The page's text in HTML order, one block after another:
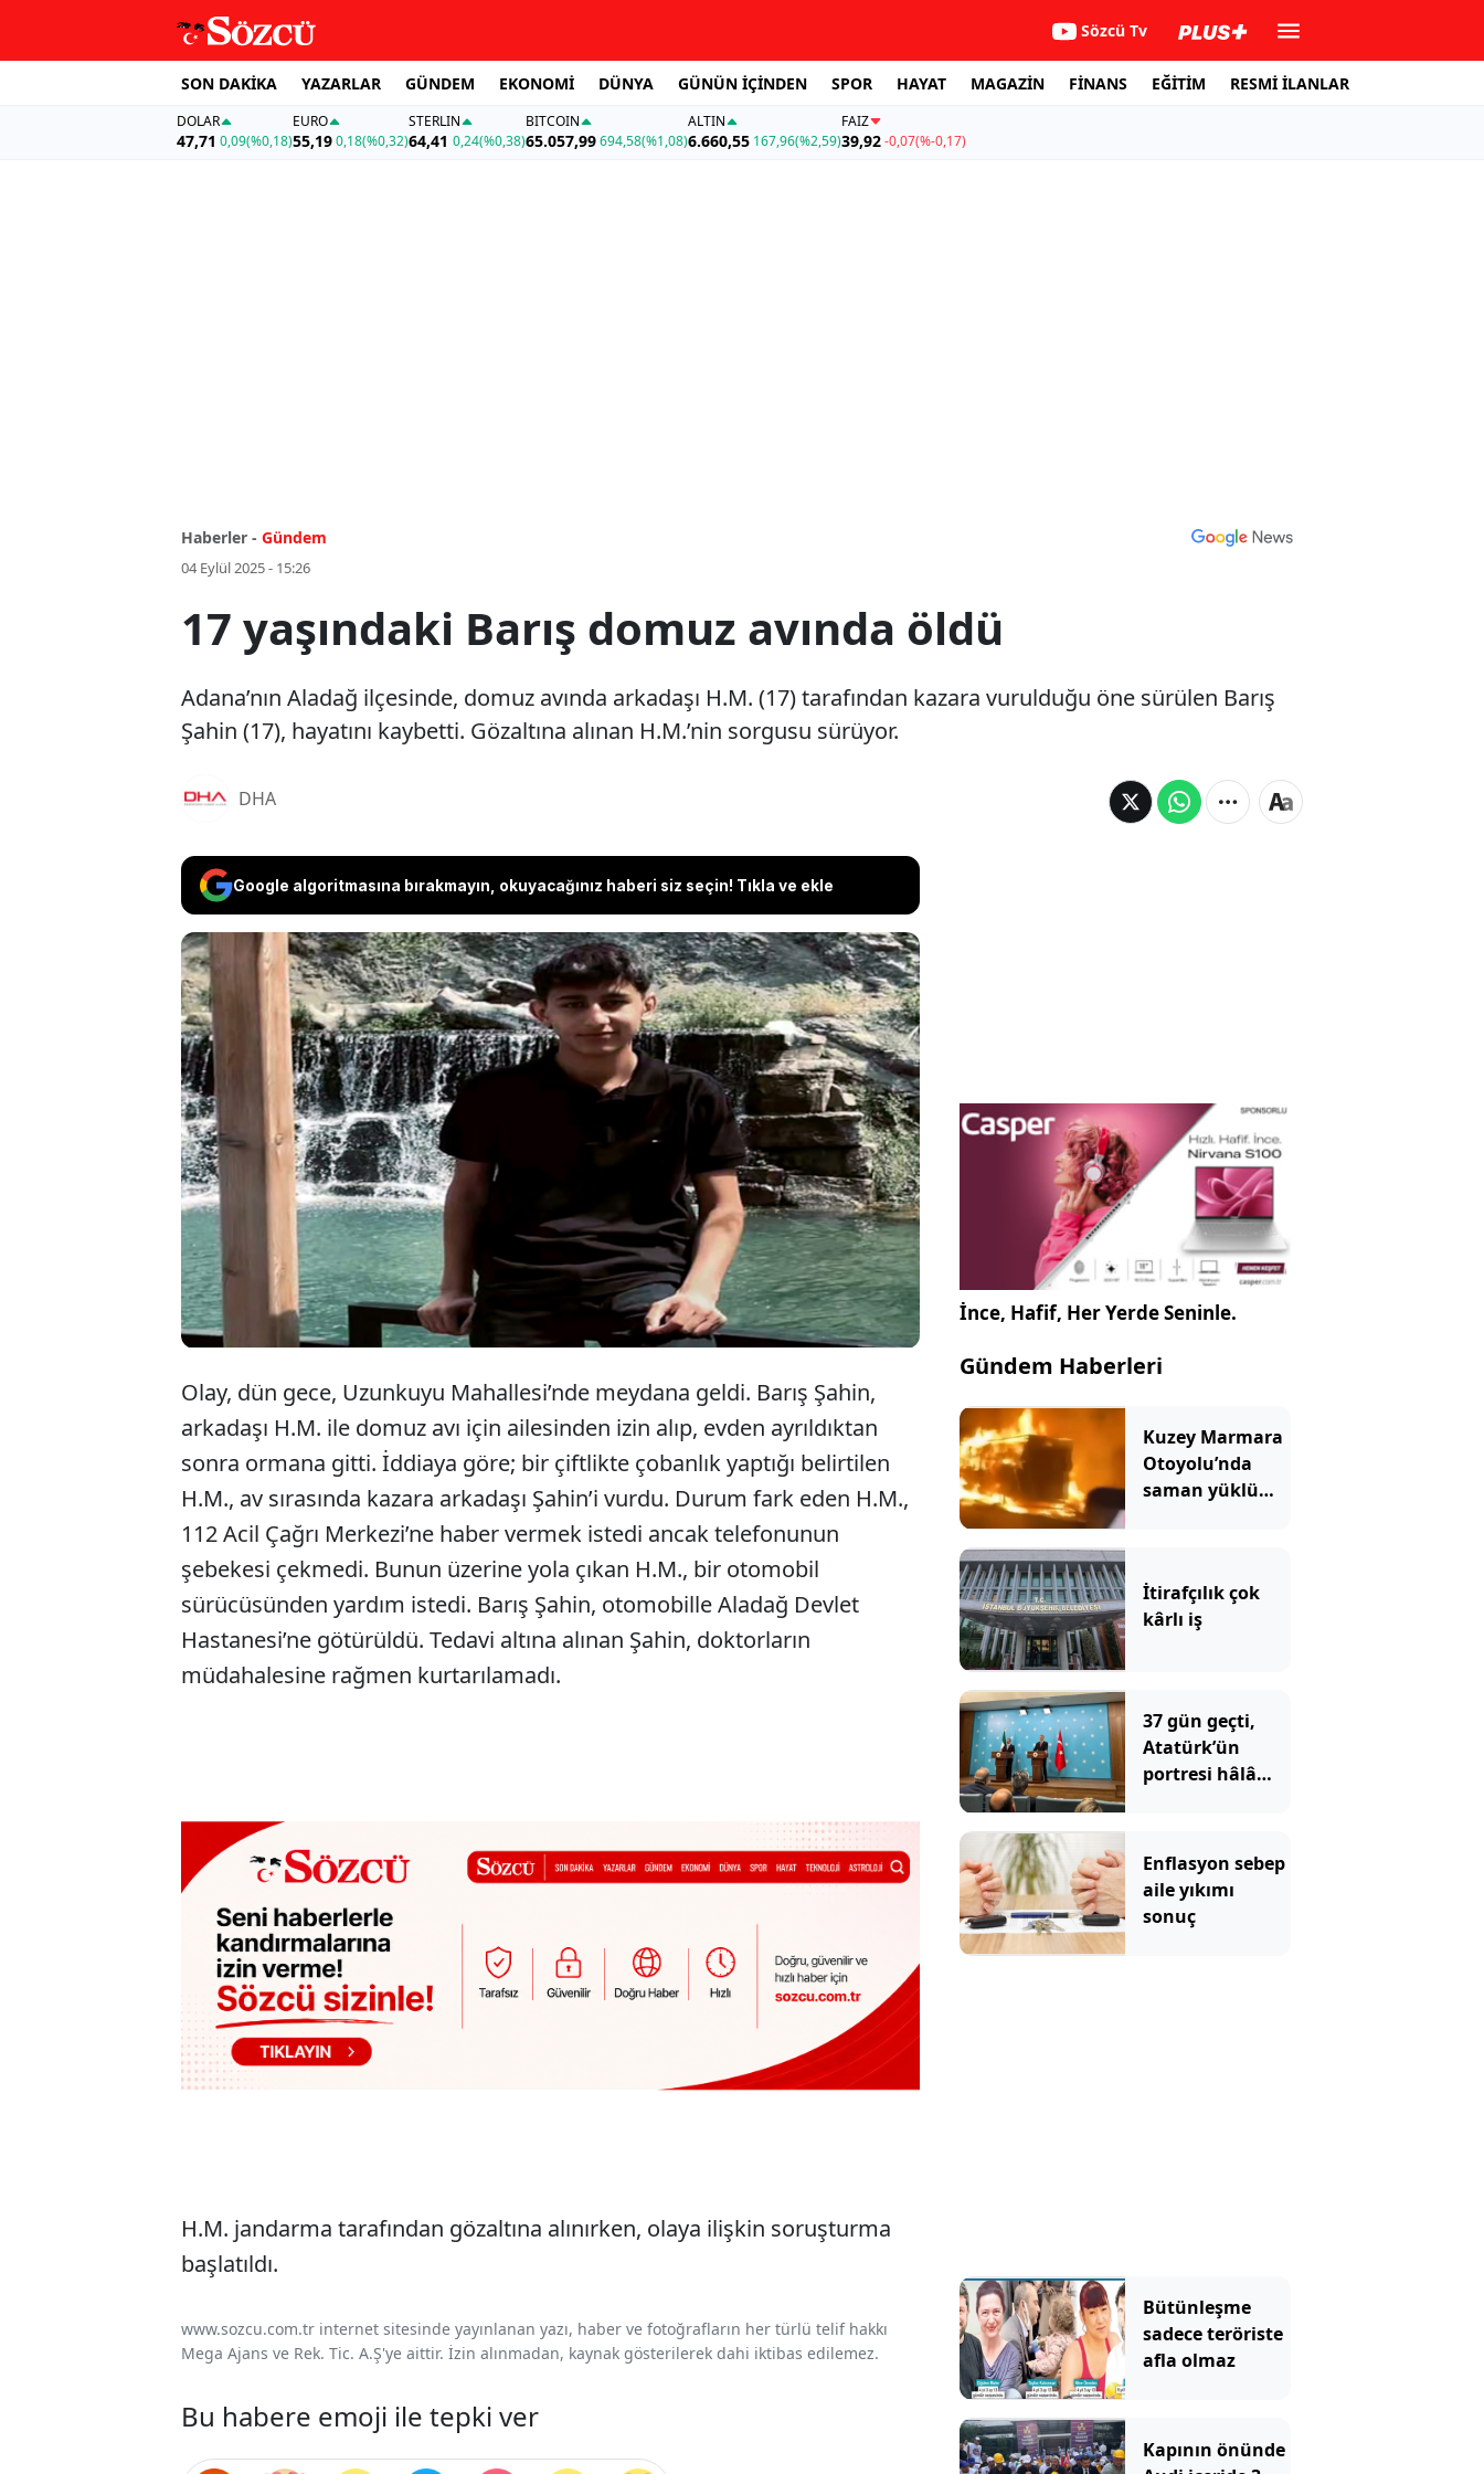
Sözcü Tv
SON DAKİKA YAZARLAR GÜNDEM EKONOMİ DÜNYA GÜNÜN İÇİNDEN SPOR HAYAT MAGAZİN FİNANS EĞİTİM RESMİ İLANLAR
DOLAR
47,71 0,09(%0,18)
EURO
55,19 0,18(%0,32)
STERLIN
64,41 0,24(%0,38)
BITCOIN
65.057,99694,58(%1,08)
ALTIN
6.660,55 167,96(%2,59)
FAİZ
39,92-0,07(%-0,17)
Haberler - Gündem
04 Eylül 2025 - 15:26
17 yaşındaki Barış domuz avında öldü
Adana’nın Aladağ ilçesinde, domuz avında arkadaşı H.M. (17) tarafından kazara vurulduğu öne sürülen Barış
Şahin (17), hayatını kaybetti. Gözaltına alınan H.M.’nin sorgusu sürüyor.
DHA
Google algoritmasına bırakmayın, okuyacağınız haberi siz seçin! Tıkla ve ekle
Adana’nın Aladağ ilçesinde, domuz avında arkadaşı H.M.
(17) tarafından kazara vurulduğu öne sürülen Barış Şahin
(17), hayatını kaybetti. Gözaltına alınan H.M.’nin sorgusu
sürüyor.
Olay, dün gece, Uzunkuyu Mahallesi’nde meydana geldi. Barış Şahin,
arkadaşı H.M. ile domuz avı için ailesinden izin alıp, evden ayrıldıktan
sonra ormana gitti. İddiaya göre; bir çiftlikte çobanlık yaptığı belirtilen
H.M., av sırasında kazara arkadaşı Şahin’i vurdu. Durum fark eden H.M.,
112 Acil Çağrı Merkezi’ne haber vermek istedi ancak telefonunun
şebekesi çekmedi. Bunun üzerine yola çıkan H.M., bir otomobil
sürücüsünden yardım istedi. Barış Şahin, otomobille Aladağ Devlet
Hastanesi’ne götürüldü. Tedavi altına alınan Şahin, doktorların
müdahalesine rağmen kurtarılamadı.
H.M. jandarma tarafından gözaltına alınırken, olaya ilişkin soruşturma
başlatıldı.
www.sozcu.com.tr internet sitesinde yayınlanan yazı, haber ve fotoğrafların her türlü telif hakkı
Mega Ajans ve Rek. Tic. A.Ş'ye aittir. İzin alınmadan, kaynak gösterilerek dahi iktibas edilemez.
Bu habere emoji ile tepki ver
İnce, Hafif, Her Yerde Seninle.
Gündem Haberleri
Kuzey Marmara
Otoyolu’nda
saman yüklü
İtirafçılık çok
kârlı iş
37 gün geçti,
Atatürk’ün
portresi hâlâ
Enflasyon sebep
aile yıkımı
sonuç
Bütünleşme
sadece teröriste
afla olmaz
Kapının önünde